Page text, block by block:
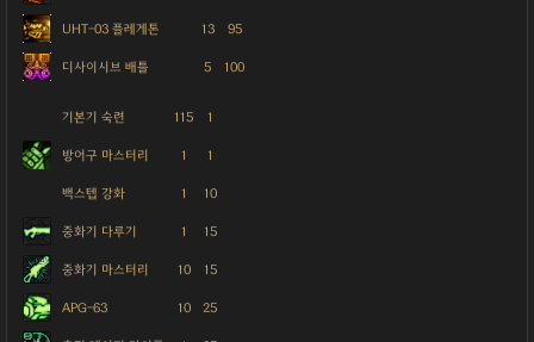
UHT-03 플레게톤 13 95
디사이시브 배틀 5 100
기본기 숙련 115 1
방어구 마스터리 1 1
백스텝 강화 1 10
중화기 다루기 1 15
중화기 마스터리 10 15
APG-63 10 25